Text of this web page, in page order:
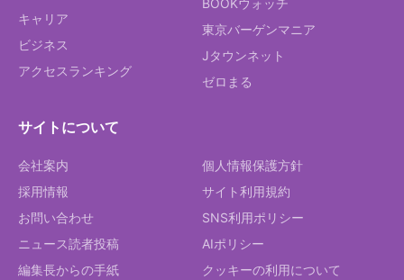
キャリア
ビジネス
アクセスランキング
BOOKウォッチ
東京バーゲンマニア
Jタウンネット
ゼロまる
サイトについて
会社案内
採用情報
お問い合わせ
ニュース読者投稿
編集長からの手紙
個人情報保護方針
サイト利用規約
SNS利用ポリシー
AIポリシー
クッキーの利用について